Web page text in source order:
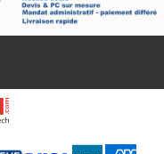
de jeu fluide et
inégalée
détaillés
plus élevées
dans votre système